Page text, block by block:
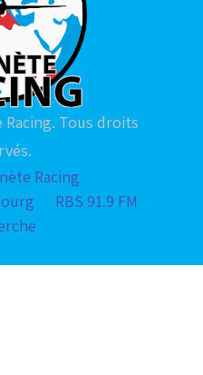
Tous droits
Racing
RBS 91.9 FM